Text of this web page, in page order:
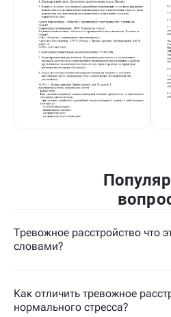
Тревожное расстройство что
словами?
Как отличить тревожное
нормального стресса?